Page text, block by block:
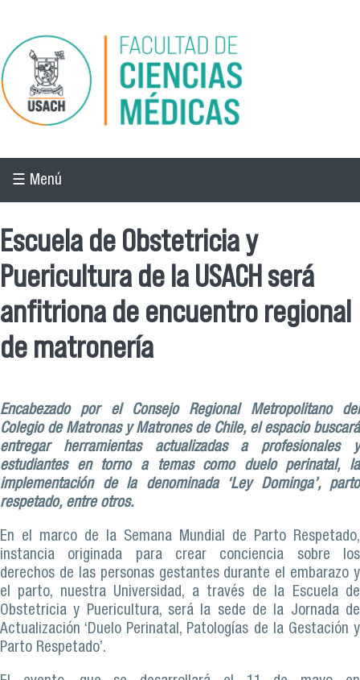
Pasar al contenido principal
☰ Menú
Escuela de Obstetricia y
Puericultura de la USACH será
anfitriona de encuentro regional
de matronería
Encabezado por el Consejo Regional Metropolitano del
Colegio de Matronas y Matrones de Chile, el espacio buscará
entregar herramientas actualizadas a profesionales y
estudiantes en torno a temas como duelo perinatal, la
implementación de la denominada ‘Ley Dominga’, parto
respetado, entre otros.
En el marco de la Semana Mundial de Parto Respetado,
instancia originada para crear conciencia sobre los
derechos de las personas gestantes durante el embarazo y
el parto, nuestra Universidad, a través de la Escuela de
Obstetricia y Puericultura, será la sede de la Jornada de
Actualización ‘Duelo Perinatal, Patologías de la Gestación y
Parto Respetado’.